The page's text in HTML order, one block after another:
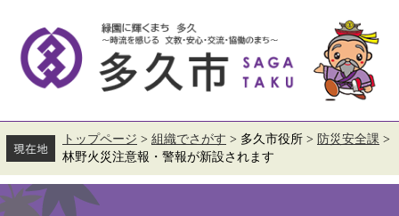
す。
し
て
へ
トップページ > 組織でさがす > 多久市役所 > 防災安全課 >
林野火災注意報・警報が新設されます
本
文